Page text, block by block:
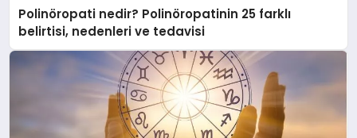
Polinöropati nedir? Polinöropatinin 25 farklı
belirtisi, nedenleri ve tedavisi